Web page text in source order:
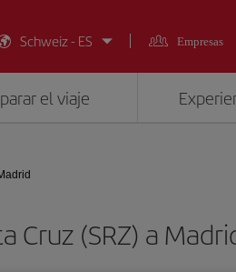
Schweiz - ES
Empresas
el viaje
Cruz (SRZ) a